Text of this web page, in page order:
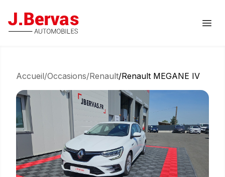
J.Bervas
Accueil/Occasions/Renault/Renault MEGANE IV